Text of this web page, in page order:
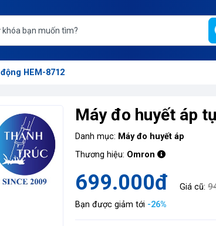
HEM-8712
Máy đo huyết áp
Danh mục: Máy đo huyết áp
Thương hiệu: Omron
699.000đ Giá cũ:
Bạn được giảm tới -26%